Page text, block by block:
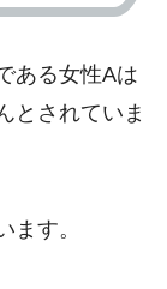
ある女性Aは
とされていま
ます。